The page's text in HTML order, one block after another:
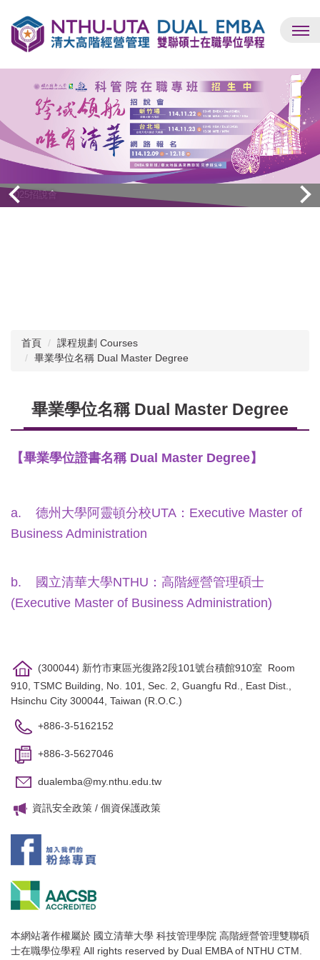
到
主
內
2025招說會
首頁
課程規劃 Courses
畢業學位名稱 Dual Master Degree
畢業學位名稱 Dual Master Degree
【畢業學位證書名稱 Dual Master Degree】
a. 德州大學阿靈頓分校UTA：Executive Master of
Business Administration
b. 國立清華大學NTHU：高階經營管理碩士
(Executive Master of Business Administration)
(300044) 新竹市東區光復路2段101號台積館910室 Room
910, TSMC Building, No. 101, Sec. 2, Guangfu Rd., East Dist.,
Hsinchu City 300044, Taiwan (R.O.C.)
+886-3-5162152
+886-3-5627046
dualemba@my.nthu.edu.tw
資訊安全政策 / 個資保護政策
本網站著作權屬於 國立清華大學 科技管理學院 高階經營管理雙聯碩
士在職學位學程 All rights reserved by Dual EMBA of NTHU CTM.